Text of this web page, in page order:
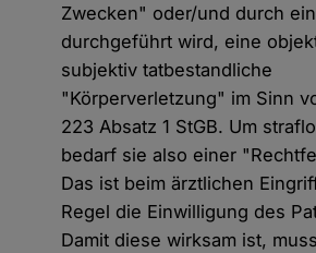
Zwecken" oder/und durch
durchgeführt wird, eine
subjektiv tatbestandliche
"Körperverletzung" im Sinn
223 Absatz 1 StGB. Um
bedarf sie also einer
Das ist beim ärztlichen
Regel die Einwilligung des
Damit diese wirksam ist,